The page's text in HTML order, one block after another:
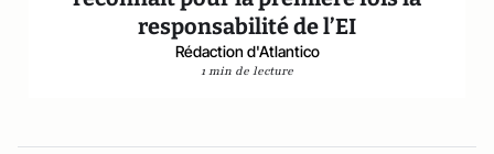
responsabilité de l’EI
Rédaction d'Atlantico
1 min de lecture